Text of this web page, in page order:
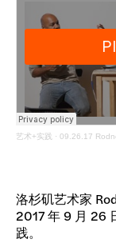
艺术+实践 · 09.26.17
洛杉矶艺术家
2017 年 9 月 26
践。